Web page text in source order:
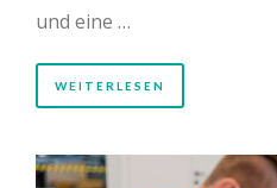
und eine …
WEITERLESEN